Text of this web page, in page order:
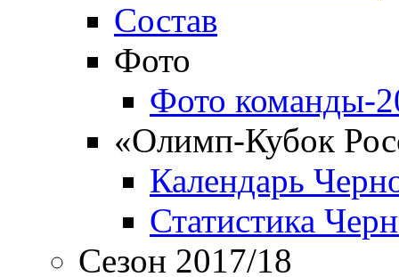
Состав
Фото
Фото команды-
«Олимп-Кубок
Календарь
Статистика
Сезон 2017/18